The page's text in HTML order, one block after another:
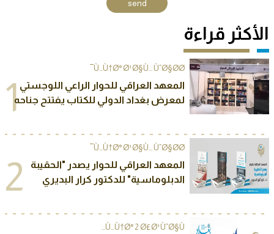
الأكثر قراءة
Ù…Ù†Ø° Ø¹Ø§Ù… ÙˆØ§Ø­Ø¯
1المعهد العراقي للحوار الراعي اللوجستي
لمعرض بغداد الدولي للكتاب يفتتح جناحه
Ù…Ù†Ø° Ø¹Ø§Ù… ÙˆØ§Ø­Ø¯
2
المعهد العراقي للحوار يصدر "الحقيبة
الدبلوماسية" للدكتور كرار البديري
Ù…Ù†Ø° 2 Ø£Ø¹ÙˆØ§Ù…